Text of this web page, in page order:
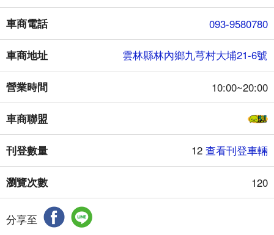
車商電話 093-9580780
車商地址 雲林縣林內鄉九芎村大埔21-6號
營業時間 10:00~20:00
車商聯盟
刊登數量 12 查看刊登車輛
瀏覽次數 120
分享至